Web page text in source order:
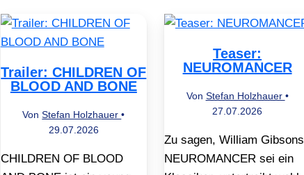
Trailer: CHILDREN OF
BLOOD AND BONE
VonStefan Holzhauer•
29.07.2026
CHILDREN OF BLOOD
Teaser:
NEUROMANCER
Von Stefan Holzhauer •
27.07.2026
Zu sagen, William Gibsons
NEUROMANCER sei ein